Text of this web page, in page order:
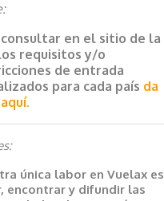
consultar en el sitio de la
requisitos y/o
de entrada
para cada país da
única labor en Vuelax es
encontrar y difundir las